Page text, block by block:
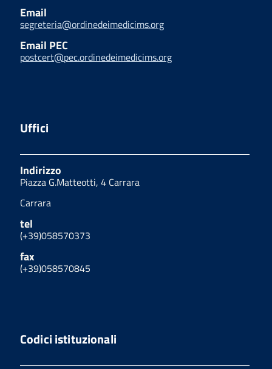
Email
segreteria@ordinedeimedicims.org
Email PEC
postcert@pec.ordinedeimedicims.org
Uffici
Indirizzo
Piazza G.Matteotti, 4 Carrara
Carrara
tel
(+39)058570373
fax
(+39)058570845
Codici istituzionali